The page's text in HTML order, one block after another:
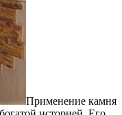
Применение камня